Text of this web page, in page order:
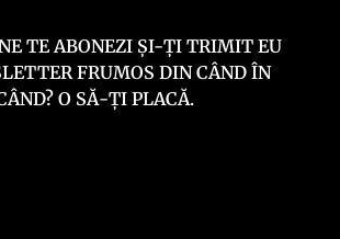
TE ABONEZI ȘI-ȚI TRIMIT EU
FRUMOS DIN CÂND ÎN
O SĂ-ȚI PLACĂ.